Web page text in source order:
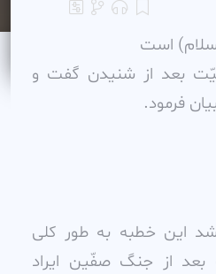
است
بعد از شنيدن گفت و
فرمود.
اين خطبه به طور کلى
بعد از جنگ صفّين ايراد